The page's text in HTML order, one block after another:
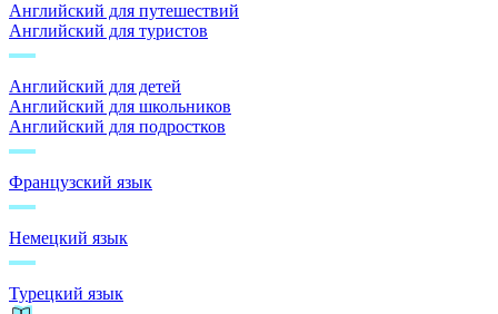
Английский для путешествий
Английский для туристов
Английский для детей
Английский для школьников
Английский для подростков
Французский язык
Немецкий язык
Турецкий язык